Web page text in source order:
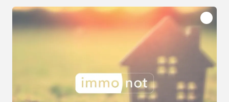
confort de vie au quotidien. À l'étage, vous découvrirez
deux grandes chambres supplémentaires ainsi qu'une
seconde salle d'eau et un toilette séparé, permettant
d'accueillir famille et invités en toute sérénité. Le bien est
complété par un garage, une place de parking et un jardin
privatif, idéal pour profiter des beaux jours et créer un
espace extérieur à votre image. Une maison aux volumes
généreux, bien agencée, située dans un secteur recherché
de Ballan-Miré, à proximité des commodités et des axes
principaux. La maison se trouve dans une petite